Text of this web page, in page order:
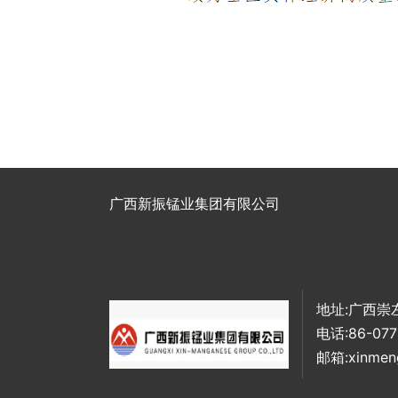
广西新振锰业集团有限公司
地址:广西崇
电话:86-
邮箱